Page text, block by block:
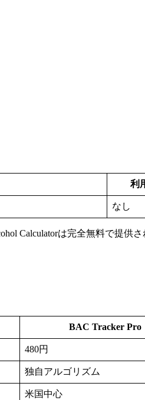
利
なし
Calculatorは完全無料で提供
BAC Tracker Pro
480円
独自アルゴリズム
米国中心